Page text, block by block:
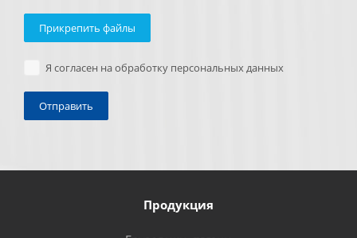
Прикрепить файлы
Я согласен на обработку персональных данных
Продукция